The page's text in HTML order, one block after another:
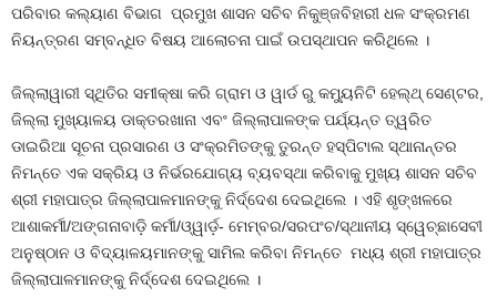
ପରିବାର କଲ୍ୟାଣ ବିଭାଗ ପ୍ରମୁଖ ଶାସନ ସଚିବ ନିକୁଞ୍ଜବିହାରୀ ଧଳ ସଂକ୍ରମଣ
ନିୟନ୍ତ୍ରଣ ସମ୍ବନ୍ଧିତ ବିଷୟ ଆଲୋଚନା ପାଇଁ ଉପସ୍ଥାପନ କରିଥିଲେ ।
ଜିଲ୍ଲାୱାରୀ ସ୍ଥିତିର ସମୀକ୍ଷା କରି ଗ୍ରାମ ଓ ୱାର୍ଡ ରୁ କମ୍ୟୁନିଟି ହେଲ୍ଥ୍ ସେଣ୍ଟର,
ଜିଲ୍ଲା ମୁଖ୍ୟାଳୟ ଡାକ୍ତରଖାନା ଏବଂ ଜିଲ୍ଲାପାଳଙ୍କ ପର୍ଯ୍ୟନ୍ତ ତ୍ୱରିତ
ଡାଇରିଆ ସୂଚନା ପ୍ରସାରଣ ଓ ସଂକ୍ରମିତଙ୍କୁ ତୁରନ୍ତ ହସ୍ପିଟାଲ ସ୍ଥାନାନ୍ତର
ନିମନ୍ତେ ଏକ ସକ୍ରିୟ ଓ ନିର୍ଭରଯୋଗ୍ୟ ବ୍ୟବସ୍ଥା କରିବାକୁ ମୁଖ୍ୟ ଶାସନ ସଚିବ
ଶ୍ରୀ ମହାପାତ୍ର ଜିଲ୍ଲାପାଳମାନଙ୍କୁ ନିର୍ଦ୍ଦେଶ ଦେଇଥିଲେ । ଏହି ଶୃଙ୍ଖଳରେ
ଆଶାକର୍ମୀ/ଅଙ୍ଗନାବାଡ଼ି କର୍ମୀ/ଓ୍ୱାର୍ଡ଼- ମେମ୍ବର/ସରପଂଚ/ସ୍ଥାନୀୟ ସ୍ୱେଚ୍ଛାସେବୀ
ଅନୁଷ୍ଠାନ ଓ ବିଦ୍ୟାଳୟମାନଙ୍କୁ ସାମିଲ କରିବା ନିମନ୍ତେ ମଧ୍ୟ ଶ୍ରୀ ମହାପାତ୍ର
ଜିଲ୍ଲାପାଳମାନଙ୍କୁ ନିର୍ଦ୍ଦେଶ ଦେଇଥିଲେ ।